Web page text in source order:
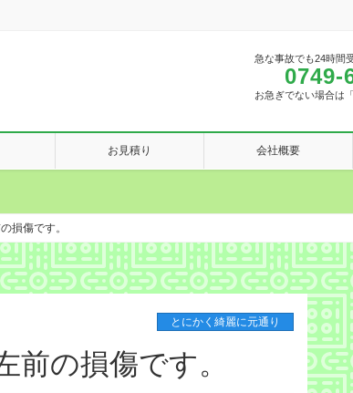
急な事故でも24時間
0749-
お急ぎでない場合は
お見積り 会社概要
損傷です。
とにかく綺麗に元通り
の損傷です。